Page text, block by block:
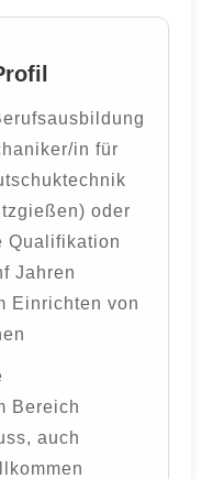
in für
oder
Qualifikation
Jahren
Einrichten von
Bereich
auch